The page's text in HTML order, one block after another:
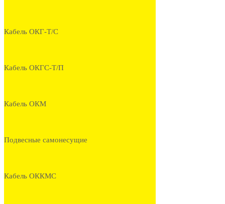
Кабель ОКГ-Т/С
Кабель ОКГС-Т/П
Кабель ОКМ
Подвесные самонесущие
Кабель ОККМС